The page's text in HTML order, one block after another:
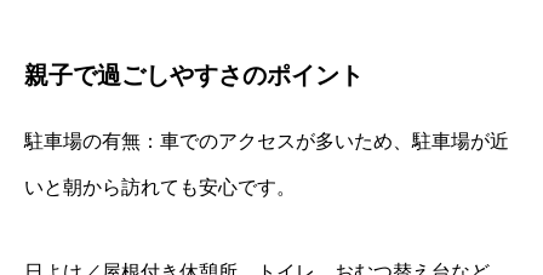
親子で過ごしやすさのポイント
駐車場の有無：車でのアクセスが多いため、駐車場が近
いと朝から訪れても安心です。